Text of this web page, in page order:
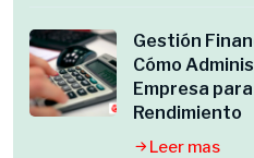
Gestión
Cómo
Empresa
Rendimiento
Leer mas